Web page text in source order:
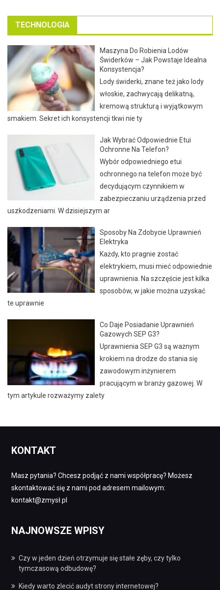
TECHNOLOGIA
Maszyna Do Robienia Lodów
Świderków – Jak Powstaje Idealna
Konsystencja?
Lody świderki, znane też jako lody
włoskie, zachwycają delikatną,
kremową strukturą i wyjątkowym
smakiem. Sekret ich konsystencji tkwi nie ty
Jak Wybrać Odpowiednie Etui
Ochronne Na Telefon?
Wybór odpowiedniego etui
ochronnego na telefon może być
decydującym czynnikiem w
zabezpieczaniu urządzenia przed
uszkodzeniami. W dzisiejszym ar
Sposoby Na Zdobycie Uprawnień
Elektryka
Każdy, kto pragnie zostać
elektrykiem, musi mieć odpowiednie
uprawnienia. Na szczęście jest kilka
sposobów, w jakie można uzyskać
te uprawnie
Co Daje Posiadanie Uprawnień
Gazowych SEP G3?
Uprawnienia SEP G3 są ważnym
krokiem na drodze do stania się
zawodowym inżynierem
pracującym w branży gazowej. W
tym artykule rozważymy zalety
KONTAKT
Masz pytania? Chcesz podjąć z nami współpracę? Możesz
skontaktować się z nami pod adresem mailowym:
kontakt@zmysł.pl
NAJNOWSZE WPISY
Czy w jeden dzień otrzymuje się stałe zęby, czy tylko
tymczasową odbudowę?
Kiedy warto zlecić audyt strony internetowej?